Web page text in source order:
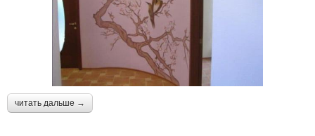
читать дальше →